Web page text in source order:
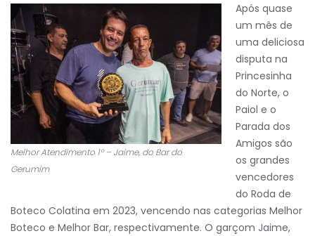
Melhor Atendimento 1º – Jaime, do Bar do
Gerumim
Após quase
um mês de
uma deliciosa
disputa na
Princesinha
do Norte, o
Paiol e o
Parada dos
Amigos são
os grandes
vencedores
do Roda de
Boteco Colatina em 2023, vencendo nas categorias Melhor
Boteco e Melhor Bar, respectivamente. O garçom Jaime,